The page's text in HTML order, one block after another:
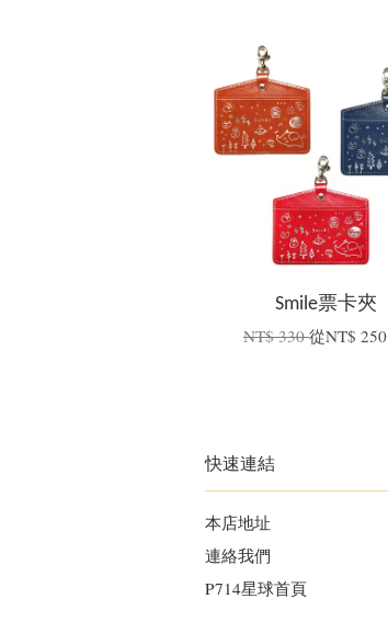
Smile票卡夾
NT$ 330從NT$ 250
快速連結
本店地址
連絡我們
P714星球首頁